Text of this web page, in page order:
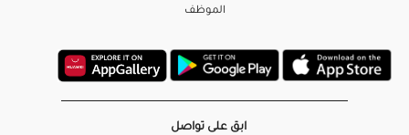
الموظف
ابق على تواصل